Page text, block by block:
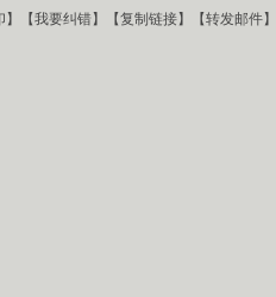
】【我要纠错】【复制链接】【转发邮件